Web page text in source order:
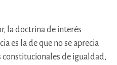
la doctrina de interés
es la de que no se aprecia
constitucionales de igualdad,